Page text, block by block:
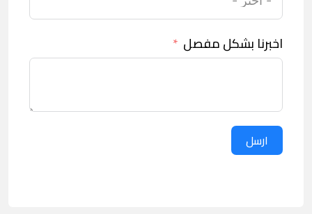
اخبرنا بشكل مفصل
ارسل